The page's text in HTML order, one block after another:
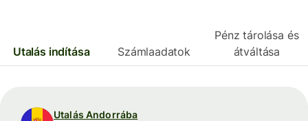
Utalás indítása Számlaadatok
Pénz tárolása és
átváltása
Utalás Andorrába